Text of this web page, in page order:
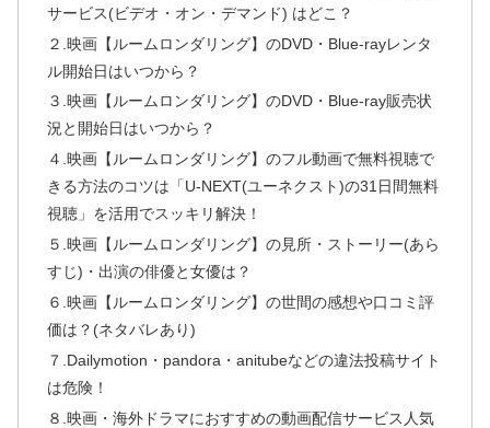
サービス(ビデオ・オン・デマンド) はどこ？
２.映画【ルームロンダリング】のDVD・Blue-rayレンタ
ル開始日はいつから？
３.映画【ルームロンダリング】のDVD・Blue-ray販売状
況と開始日はいつから？
４.映画【ルームロンダリング】のフル動画で無料視聴で
きる方法のコツは「U-NEXT(ユーネクスト)の31日間無料
視聴」を活用でスッキリ解決！
５.映画【ルームロンダリング】の見所・ストーリー(あら
すじ)・出演の俳優と女優は？
６.映画【ルームロンダリング】の世間の感想や口コミ評
価は？(ネタバレあり)
７.Dailymotion・pandora・anitubeなどの違法投稿サイト
は危険！
８.映画・海外ドラマにおすすめの動画配信サービス人気